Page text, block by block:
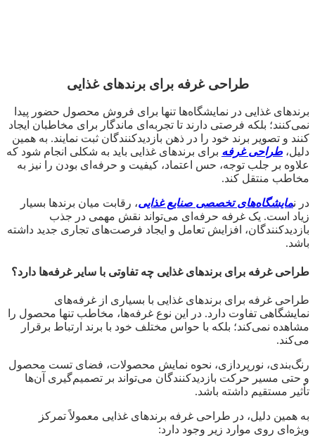
طراحی غرفه برای برندهای غذایی
برندهای غذایی در نمایشگاه‌ها تنها برای فروش محصول حضور پیدا
نمی‌کنند؛ بلکه فرصتی دارند تا تجربه‌ای ماندگار برای مخاطبان ایجاد
کنند و تصویر برند خود را در ذهن بازدیدکنندگان ثبت نمایند. به همین
دلیل،طراحی غرفه برای برندهای غذایی باید به شکلی انجام شود که
علاوه بر جلب توجه، حس اعتماد، کیفیت و حرفه‌ای بودن را نیز به
مخاطب منتقل کند.
در نمایشگاه‌های تخصصی صنایع غذایی، رقابت میان برندها بسیار
زیاد است. یک غرفه حرفه‌ای می‌تواند نقش مهمی در جذب
بازدیدکنندگان، افزایش تعامل و ایجاد فرصت‌های تجاری جدید داشته
باشد.
طراحی غرفه برای برندهای غذایی چه تفاوتی با سایر غرفه‌ها دارد؟
طراحی غرفه برای برندهای غذایی با بسیاری از غرفه‌های
نمایشگاهی تفاوت دارد. در این نوع غرفه‌ها، مخاطب تنها محصول را
مشاهده نمی‌کند؛ بلکه با حواس مختلف خود با برند ارتباط برقرار
می‌کند.
رنگ‌بندی، نورپردازی، نحوه نمایش محصولات، فضای تست محصول
و حتی مسیر حرکت بازدیدکنندگان می‌تواند بر تصمیم‌گیری آن‌ها
تأثیر مستقیم داشته باشد.
به همین دلیل، در طراحی غرفه برندهای غذایی معمولاً تمرکز
ویژه‌ای روی موارد زیر وجود دارد: